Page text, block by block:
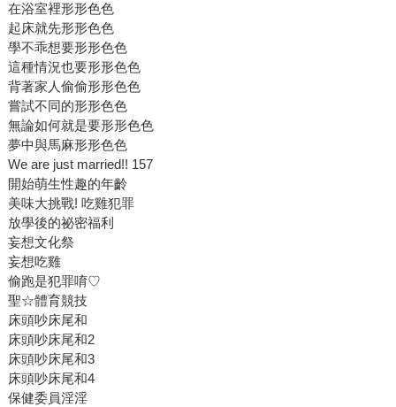
在浴室裡形形色色
起床就先形形色色
學不乖想要形形色色
這種情況也要形形色色
背著家人偷偷形形色色
嘗試不同的形形色色
無論如何就是要形形色色
夢中與馬麻形形色色
We are just married!! 157
開始萌生性趣的年齡
美味大挑戰! 吃雞犯罪
放學後的祕密福利
妄想文化祭
妄想吃雞
偷跑是犯罪唷♡
聖☆體育競技
床頭吵床尾和
床頭吵床尾和2
床頭吵床尾和3
床頭吵床尾和4
保健委員淫淫